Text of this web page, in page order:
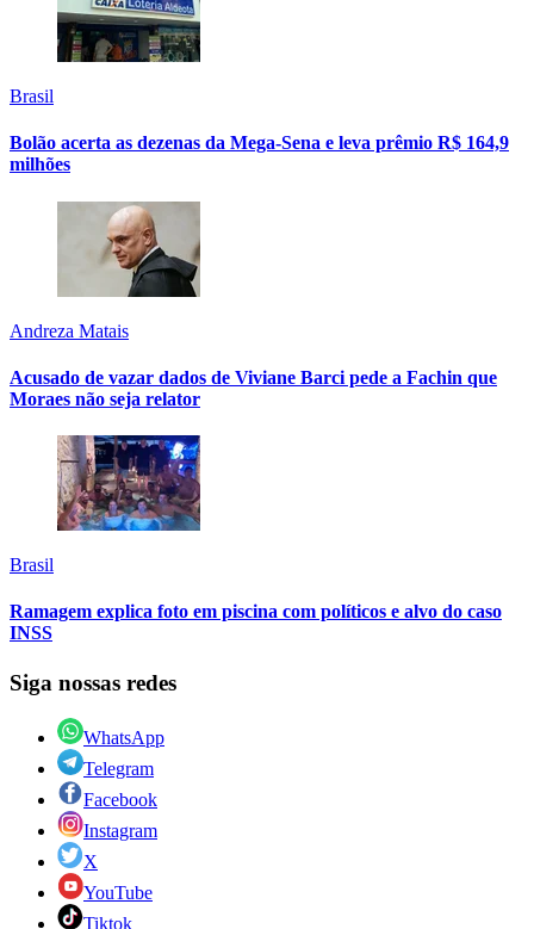
Brasil
Bolão acerta as dezenas da Mega-Sena e leva prêmio R$ 164,9
milhões
Andreza Matais
Acusado de vazar dados de Viviane Barci pede a Fachin que
Moraes não seja relator
Brasil
Ramagem explica foto em piscina com políticos e alvo do caso
INSS
Siga nossas redes
WhatsApp
Telegram
Facebook
Instagram
X
YouTube
Tiktok